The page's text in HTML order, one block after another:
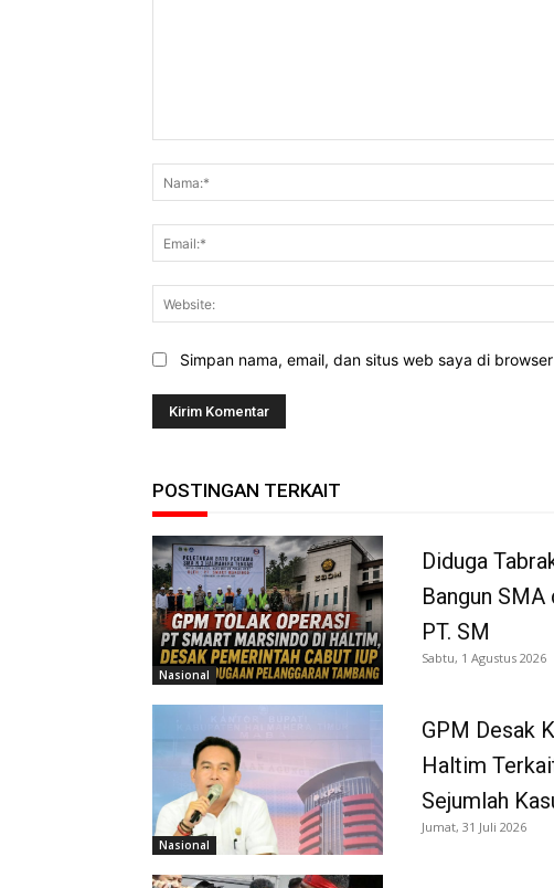
Simpan nama, email, dan situs web saya di
POSTINGAN TERKAIT
Nasional
Diduga
Bangun SMA
PT. SM
Sabtu, 1 Agustus 2026
Nasional
GPM Desak
Haltim
Sejumlah
Jumat, 31 Juli 2026